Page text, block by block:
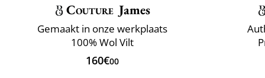
Couture James
Gemaakt in onze werkplaats
100% Wol Vilt
160€00